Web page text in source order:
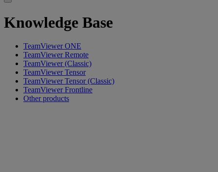
Knowledge Base
TeamViewer ONE
TeamViewer Remote
TeamViewer (Classic)
TeamViewer Tensor
TeamViewer Tensor (Classic)
TeamViewer Frontline
Other products